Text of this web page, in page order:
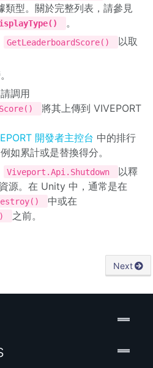
類型。關於完整列表，請參見
。
GetLeaderboardScore()
以取
調用
將其上傳到 VIVEPORT
開發者主控台 中的排行
如累計或是替換得分。
Viveport.Api.Shutdown
以釋
源。在 Unity 中，通常是在
中或在
之前。
Next